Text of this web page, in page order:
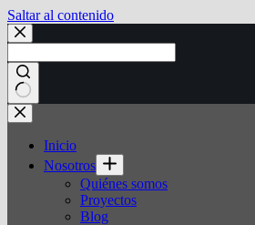
Saltar al contenido
Sin
resultados
Inicio
Nosotros
Quiénes somos
Proyectos
Blog